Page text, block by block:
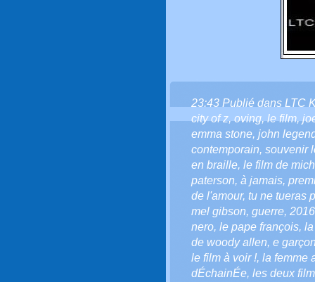
23:43 Publié dans LTC
city of z,oving,le film,
emma stone, john
contemporain, souvenir
en braille, le film de
paterson, à jamais,
de l'amour, tu ne tueras
mel gibson, guerre, 2016
nero, le pape françois,
de woody allen, e
le film à voir !, la femme
dÉchainÉe, les deux